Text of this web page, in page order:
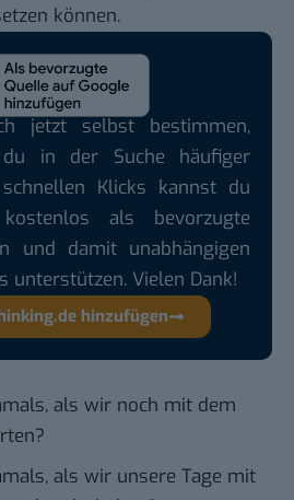
können.
jetzt selbst bestimmen,
in der Suche häufiger
Klicks kannst du
als bevorzugte
und damit unabhängigen
unterstützen. Vielen Dank!
hinzufügen
als wir noch mit dem
als wir unsere Tage mit